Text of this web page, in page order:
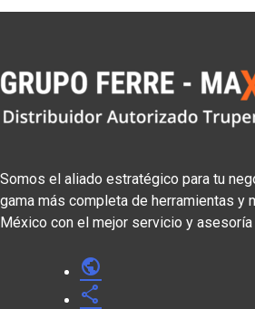
Somos el aliado estratégico para tu
gama más completa de herramientas y
México con el mejor servicio y asesoría
public
share